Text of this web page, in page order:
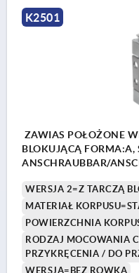
K2501
ZAWIAS POŁOŻONE
BLOKUJĄCĄ FORMA:A,
ANSCHRAUBBAR/
WERSJA 2=Z TARCZĄ
MATERIAŁ
POWIERZCHNIA
RODZAJ MOCOWANIA
PRZYKRĘCENIA / DO
WERSJA=BEZ ROWKA